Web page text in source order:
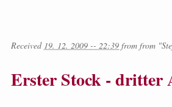
Received 19. 12. 2009 -- 22:39 from from
Erster Stock - dritter